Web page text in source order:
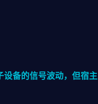
设备的信号波动，但宿主